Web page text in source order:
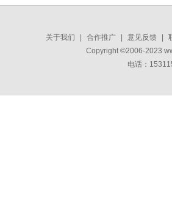
关于我们 合作推广 意见反馈
Copyright ©2006-2023
电话：